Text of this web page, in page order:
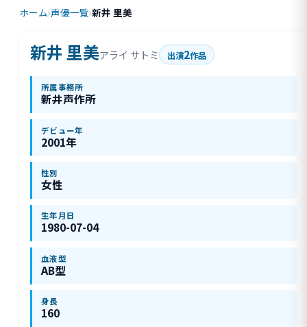
ホーム›声優一覧›新井 里美
新井 里美アライ サトミ 出演2作品
所属事務所
新井声作所
デビュー年
2001年
性別
女性
生年月日
1980-07-04
血液型
AB型
身長
160